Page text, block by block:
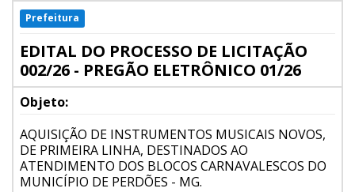
Prefeitura
EDITAL DO PROCESSO DE LICITAÇÃO
002/26 - PREGÃO ELETRÔNICO 01/26
Objeto:
AQUISIÇÃO DE INSTRUMENTOS MUSICAIS NOVOS,
DE PRIMEIRA LINHA, DESTINADOS AO
ATENDIMENTO DOS BLOCOS CARNAVALESCOS DO
MUNICÍPIO DE PERDÕES - MG.